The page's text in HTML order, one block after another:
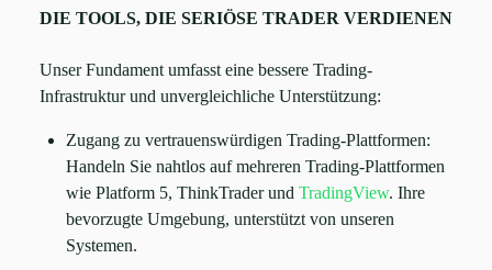
DIE TOOLS, DIE SERIÖSE TRADER VERDIENEN
Unser Fundament umfasst eine bessere Trading-
Infrastruktur und unvergleichliche Unterstützung:
Zugang zu vertrauenswürdigen Trading-Plattformen:
Handeln Sie nahtlos auf mehreren Trading-Plattformen
wie Platform 5, ThinkTrader und TradingView. Ihre
bevorzugte Umgebung, unterstützt von unseren
Systemen.